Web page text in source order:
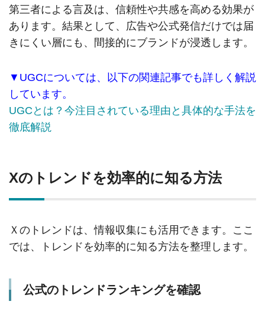
第三者による言及は、信頼性や共感を高める効果が
あります。結果として、広告や公式発信だけでは届
きにくい層にも、間接的にブランドが浸透します。
▼UGCについては、以下の関連記事でも詳しく解説
しています。
UGCとは？今注目されている理由と具体的な手法を
徹底解説
Xのトレンドを効率的に知る方法
Ｘのトレンドは、情報収集にも活用できます。ここ
では、トレンドを効率的に知る方法を整理します。
公式のトレンドランキングを確認